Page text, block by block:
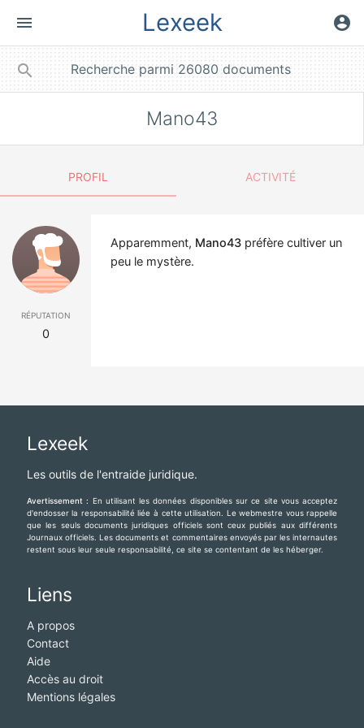
menu Lexeek account_circle
search
Mano43
PROFIL ACTIVITÉ
réputation
0
Apparemment, Mano43 préfère cultiver un
peu le mystère.
Lexeek
Les outils de l'entraide juridique.
Avertissement : En utilisant les données disponibles sur ce site vous acceptez
d'endosser la responsabilité liée à cette utilisation. Le webmestre vous rappelle
que les seuls documents juridiques officiels sont ceux publiés aux différents
Journaux officiels. Les documents et commentaires envoyés par les internautes
restent sous leur seule responsabilité, ce site se contentant de les héberger.
Liens
A propos
Contact
Aide
Accès au droit
Mentions légales